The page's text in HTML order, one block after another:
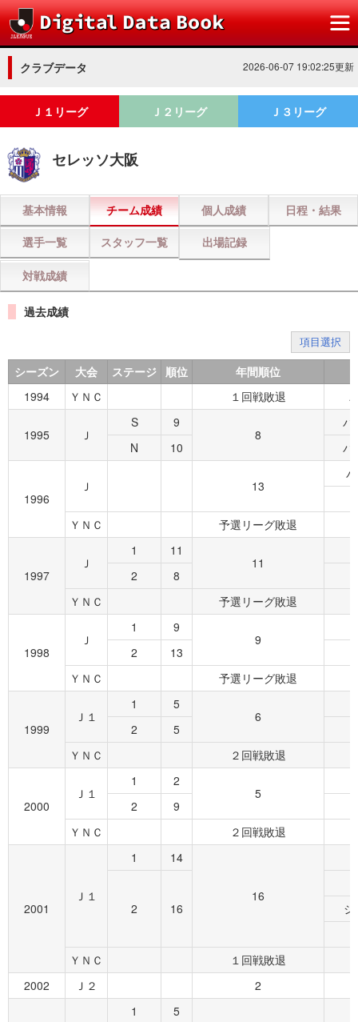
クラブデータ 2026-06-07 19:02:25更新
Ｊ１リーグ Ｊ２リーグ Ｊ３リーグ
セレッソ大阪
基本情報 チーム成績 個人成績
日程・結果
選手一覧
スタッフ一覧 出場記録
対戦成績
過去成績
項目選択
シーズン 大会 ステージ 順位
年間順位
1994
ＹＮＣ １回戦敗退
1995 Ｊ
S
9
8
パ
N
10 パ
1996
Ｊ 13
ＹＮＣ 予選リーグ敗退
1997
Ｊ
1
11
11
2
8
ＹＮＣ
予選リーグ敗退
1998
Ｊ
1
9
9
2
13
ＹＮＣ
予選リーグ敗退
1999
Ｊ１
1
5
6
2
5
ＹＮＣ
２回戦敗退
2000
Ｊ１
1
2
5
2
9
ＹＮＣ
２回戦敗退
2001
Ｊ１
1 14
16
2
16
ＹＮＣ
１回戦敗退
2002
Ｊ２ 2
1
5